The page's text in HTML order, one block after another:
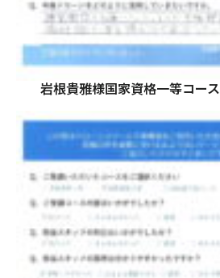
岩根貴雅様国家資格一等コース